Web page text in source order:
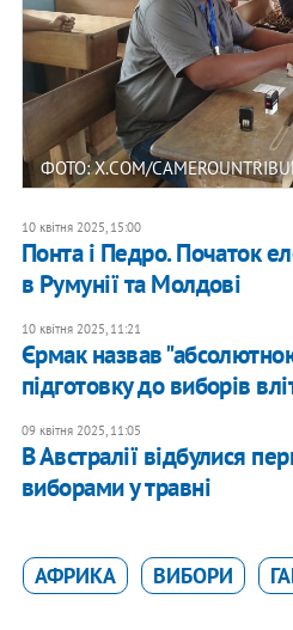
ФОТО: X.COM/
10 квітня 2025, 15:00
Понта і Педро. Початок
в Румунії та Молдові
10 квітня 2025, 11:21
Єрмак назвав
підготовку до виборів
09 квітня 2025, 11:05
В Австралії відбулися
виборами у травні
АФРИКА ВИБОРИ